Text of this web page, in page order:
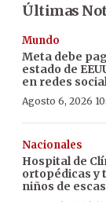
Últimas
Mundo
Meta debe
estado de
en redes
Agosto 6, 2026
Nacionales
Hospital de
ortopédicas y
niños de